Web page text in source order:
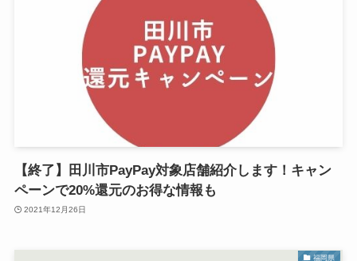
【終了】田川市PayPay対象店舗紹介します！キャン
ペーンで20%還元のお得な情報も
2021年12月26日
福岡県